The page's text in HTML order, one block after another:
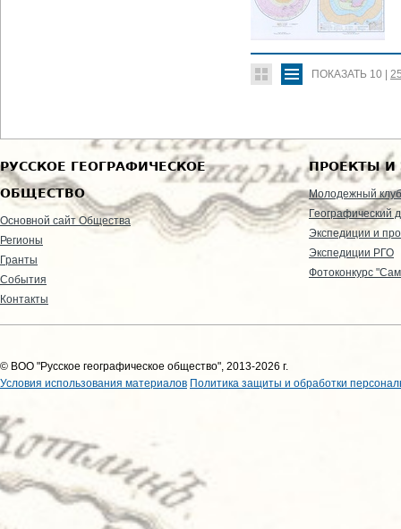
ПОКАЗАТЬ 10
РУССКОЕ ГЕОГРАФИЧЕСКОЕ
ОБЩЕСТВО
Основной сайт Общества
Регионы
Гранты
События
Контакты
ПРОЕКТЫ И
Молодежный клуб
Географический
Экспедиции и
Экспедиции РГО
Фотоконкурс
© ВОО "Русское географическое общество", 2013-2026 г.
Условия использования материалов Политика защиты и обработки